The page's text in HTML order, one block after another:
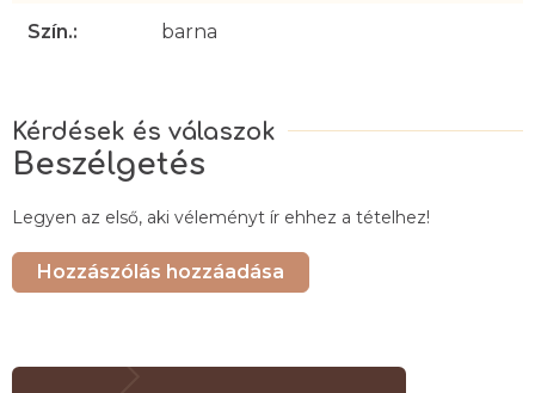
Beszélgetés
Legyen az első, aki véleményt ír ehhez a tételhez!
Hozzászólás hozzáadása
Szín.: barna